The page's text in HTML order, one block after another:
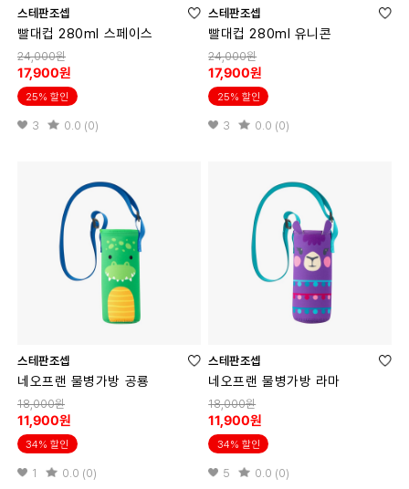
스테판조셉
빨대컵 280ml 스페이스
24,000원
17,900원
25% 할인
3 0.0 (0)
스테판조셉
빨대컵 280ml 유니콘
24,000원
17,900원
25% 할인
3 0.0 (0)
스테판조셉
네오프랜 물병가방 공룡
18,000원
11,900원
34% 할인
1 0.0 (0)
스테판조셉
네오프랜 물병가방 라마
18,000원
11,900원
34% 할인
5 0.0 (0)